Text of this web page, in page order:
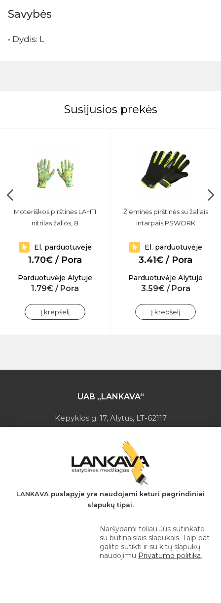
Savybės
• Dydis: L
Susijusios prekės
Moteriškos pirštinės LAHTI
nitrilas žalios, 8
El. parduotuvėje
1.70€ / Pora
Parduotuvėje Alytuje
1.79€ / Pora
Į krepšelį
Žieminės pirštinės su žaliais
intarpais PSWORK
El. parduotuvėje
3.41€ / Pora
Parduotuvėje Alytuje
3.59€ / Pora
Į krepšelį
UAB „LANKAVA“
Kepyklos g. 17, Alytus, LT-62117
Įmonės kodas: 149728275
PVM mokėtojo kodas: LT497282716
A.s.: LT037044060001923651
AB SEB bankas
+370 610 42 222
LANKAVA puslapyje yra naudojami keturi pagrindiniai
slapukų tipai.
Naršydami toliau Jūs sutinkate
su būtinaisiais slapukais. Taip pat
galite sutikti ir su kitų slapukų
naudojimu Privatumo politika.